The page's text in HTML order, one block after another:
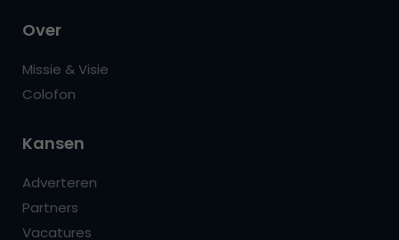
Over
Missie & Visie
Colofon
Kansen
Adverteren
Partners
Vacatures